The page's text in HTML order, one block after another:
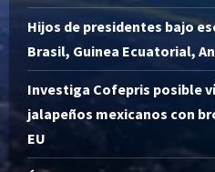
Hijos de presidentes bajo
Brasil, Guinea Ecuatorial,
Investiga Cofepris posible
jalapeños mexicanos con
EU